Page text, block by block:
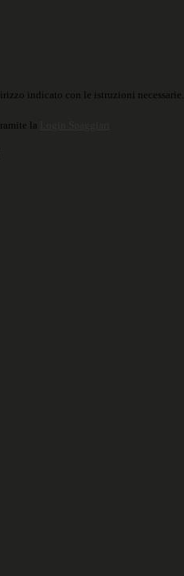
indicato con le istruzioni necessarie.
la